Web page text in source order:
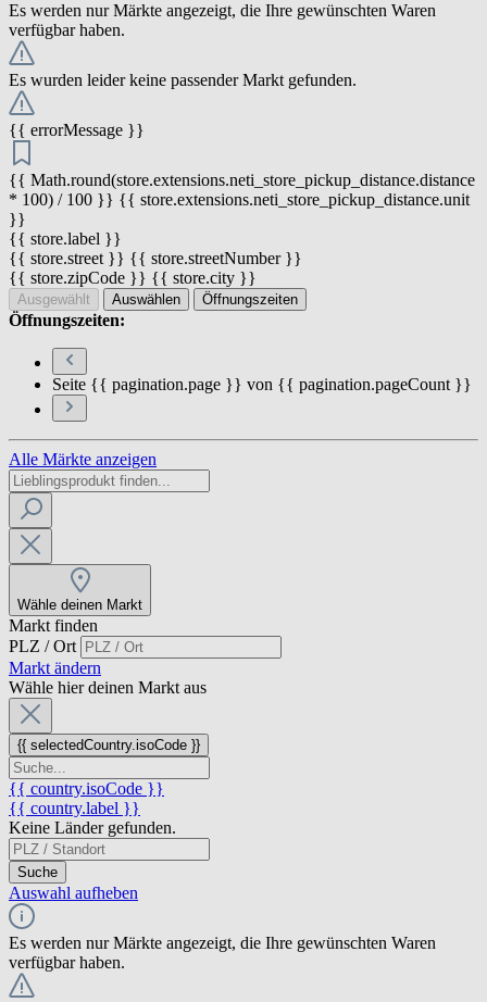
Es werden nur Märkte angezeigt, die Ihre gewünschten Waren
verfügbar haben.
Es wurden leider keine passender Markt gefunden.
{{ errorMessage }}
{{ Math.round(store.extensions.neti_store_pickup_distance.distance
* 100) / 100 }} {{ store.extensions.neti_store_pickup_distance.unit
}}
{{ store.label }}
{{ store.street }} {{ store.streetNumber }}
{{ store.zipCode }} {{ store.city }}
Ausgewählt Auswählen Öffnungszeiten
Öffnungszeiten:
Seite {{ pagination.page }} von {{ pagination.pageCount }}
Alle Märkte anzeigen
Wähle deinen Markt
Markt finden
PLZ / Ort
Markt ändern
Wähle hier deinen Markt aus
{{ selectedCountry.isoCode }}
{{ country.isoCode }}
{{ country.label }}
Keine Länder gefunden.
Suche
Auswahl aufheben
Es werden nur Märkte angezeigt, die Ihre gewünschten Waren
verfügbar haben.